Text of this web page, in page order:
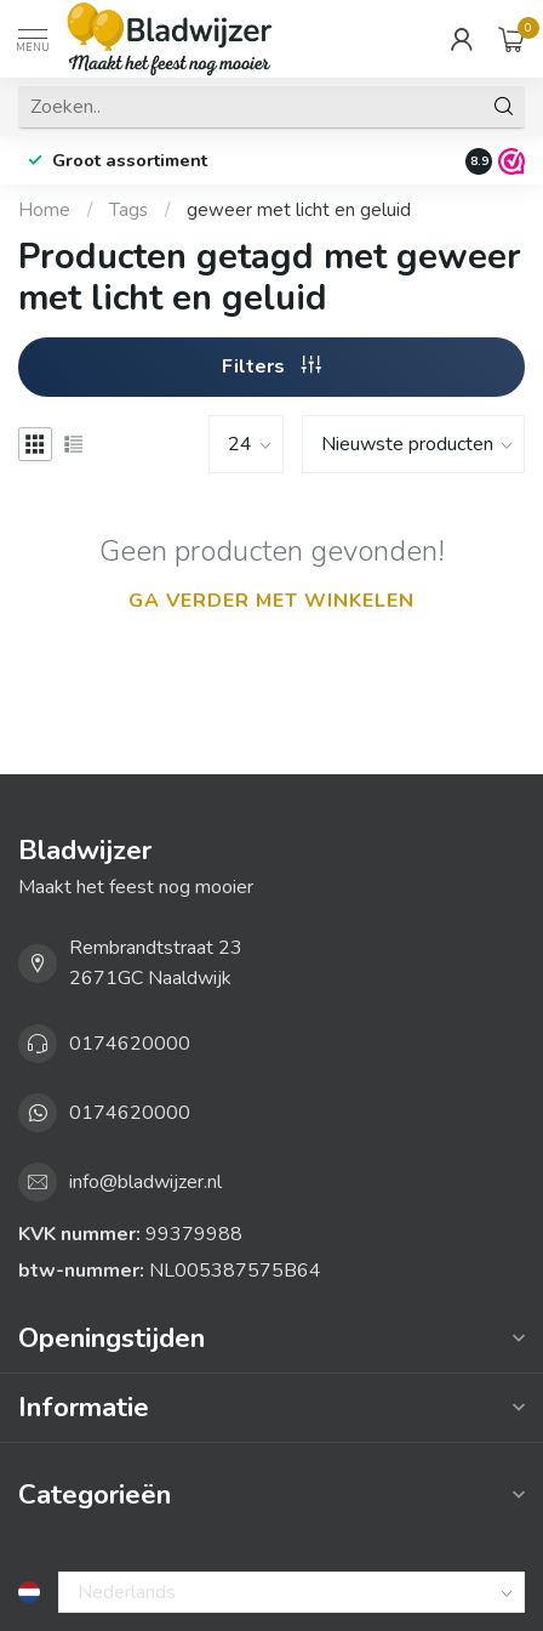
MENU
0
Groot assortiment Fysieke
8.9
Home / Tags / geweer met licht en geluid
Producten getagd met geweer
met licht en geluid
Filters
Geen producten gevonden!
GA VERDER MET WINKELEN
Bladwijzer
Maakt het feest nog mooier
Rembrandtstraat 23
2671GC Naaldwijk
0174620000
0174620000
info@bladwijzer.nl
KVK nummer: 99379988
btw-nummer: NL005387575B64
Openingstijden
Informatie
Categorieën